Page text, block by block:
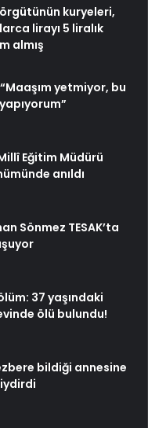
örgütünün kuryeleri,
lirayı 5 liralık
almış
yetmiyor, bu
Eğitim Müdürü
anıldı
Sönmez TESAK’ta
37 yaşındaki
ölü bulundu!
bildiği annesine